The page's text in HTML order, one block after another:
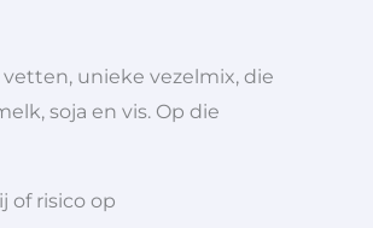
unieke vezelmix, die
soja en vis. Op die
of risico op